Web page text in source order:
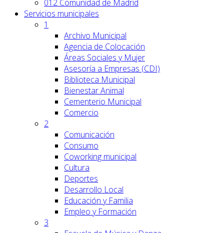
012 Comunidad de Madrid
Servicios municipales
1
Archivo Municipal
Agencia de Colocación
Áreas Sociales y Mujer
Asesoría a Empresas (CDI)
Biblioteca Municipal
Bienestar Animal
Cementerio Municipal
Comercio
2
Comunicación
Consumo
Coworking municipal
Cultura
Deportes
Desarrollo Local
Educación y Familia
Empleo y Formación
3